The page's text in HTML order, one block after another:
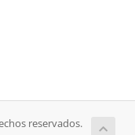
reservados.